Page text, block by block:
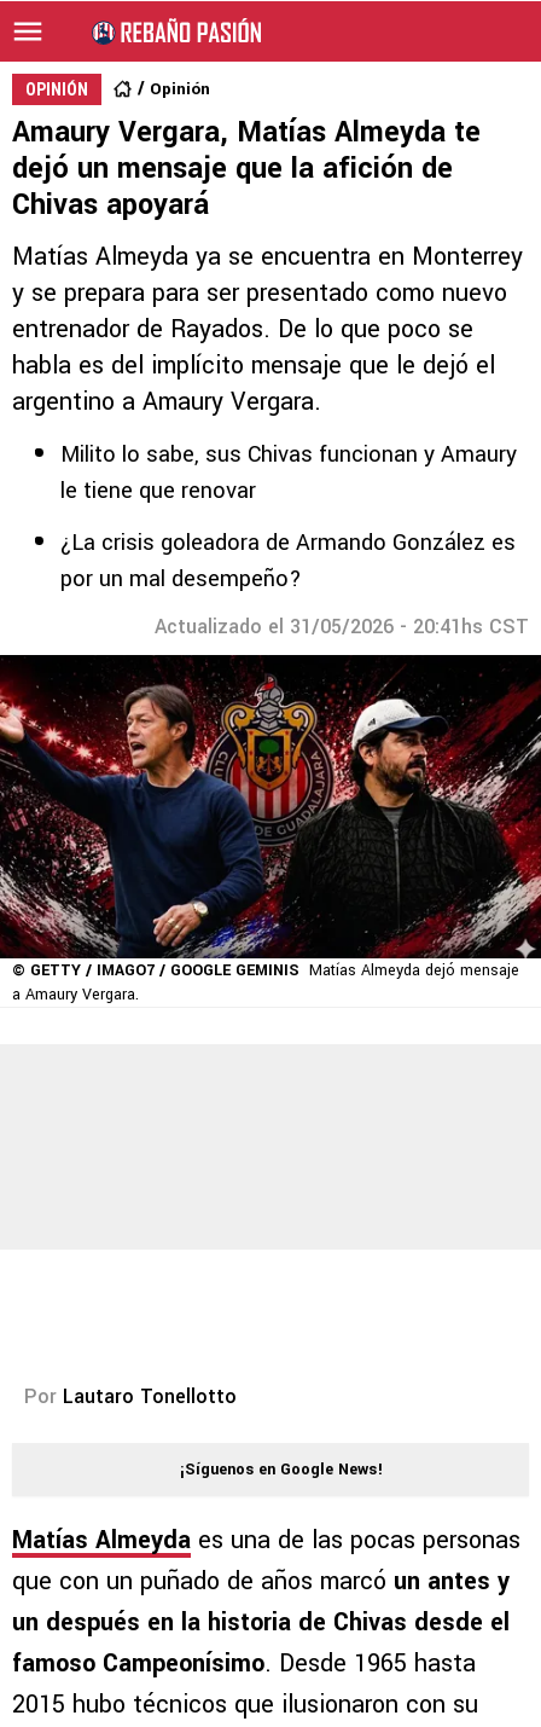
OPINIÓN Opinión
Amaury Vergara, Matías Almeyda te
dejó un mensaje que la afición de
Chivas apoyará
Matías Almeyda ya se encuentra en Monterrey
y se prepara para ser presentado como nuevo
entrenador de Rayados. De lo que poco se
habla es del implícito mensaje que le dejó el
argentino a Amaury Vergara.
Milito lo sabe, sus Chivas funcionan y Amaury
le tiene que renovar
¿La crisis goleadora de Armando González es
por un mal desempeño?
Actualizado el 31/05/2026 - 20:41hs CST
© GETTY / IMAGO7 / GOOGLE GEMINIS Matías Almeyda dejó mensaje
a Amaury Vergara.
Por Lautaro Tonellotto
¡Síguenos en Google News!
Matías Almeyda es una de las pocas personas
que con un puñado de años marcó un antes y
un después en la historia de Chivas desde el
famoso Campeonísimo. Desde 1965 hasta
2015 hubo técnicos que ilusionaron con su